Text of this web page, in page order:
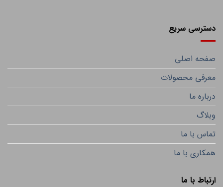
دسترسی سریع
صفحه اصلی
معرفی محصولات
درباره ما
وبلاگ
تماس با ما
همکاری با ما
ارتباط با ما